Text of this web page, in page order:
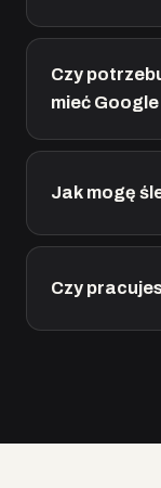
Czy
mieć
Jak mogę
Czy